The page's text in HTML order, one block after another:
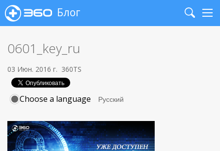
Блог
Search
0601_key_ru
03 Июн. 2016 г. 360TS
Choose a language